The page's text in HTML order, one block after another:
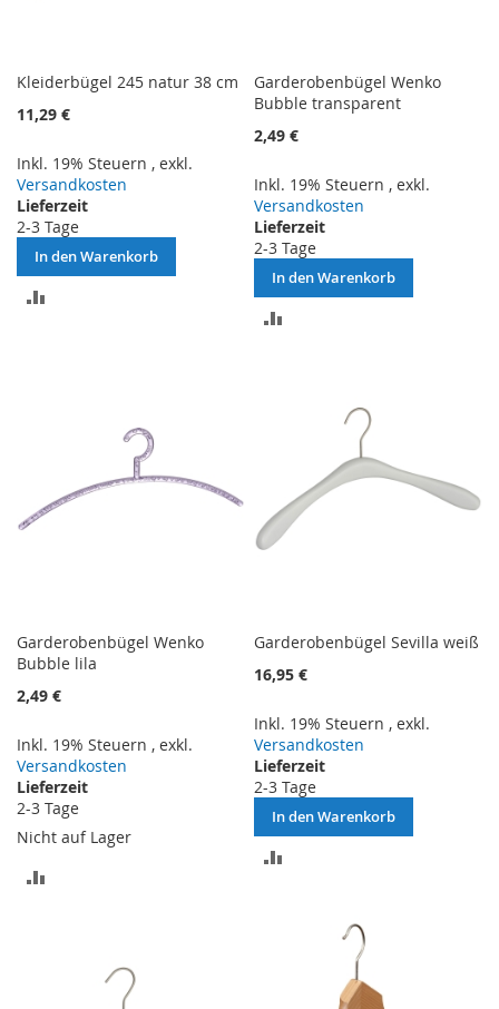
Kleiderbügel 245 natur 38 cm
11,29 €
Inkl. 19% Steuern , exkl.
Versandkosten
Lieferzeit
2-3 Tage
In den Warenkorb
Garderobenbügel Wenko
Bubble transparent
2,49 €
Inkl. 19% Steuern ,exkl.
Versandkosten
Lieferzeit
2-3 Tage
In den Warenkorb
Garderobenbügel Wenko
Bubble lila
2,49 €
Inkl. 19% Steuern , exkl.
Versandkosten
Lieferzeit
2-3 Tage
Nicht auf Lager
Garderobenbügel Sevilla weiß
16,95 €
Inkl. 19% Steuern ,exkl.
Versandkosten
Lieferzeit
2-3 Tage
In den Warenkorb
HINZUFÜGEN